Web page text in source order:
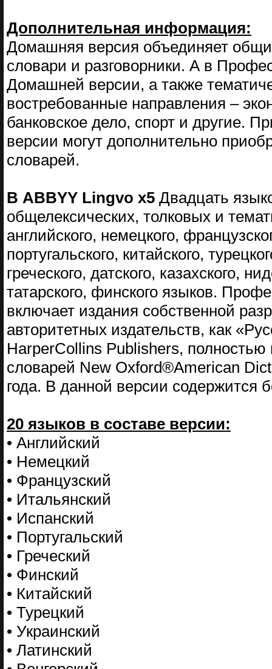
Дополнительная информация:
Домашняя версия объединяет
словари и разговорники. А в
Домашней версии, а также
востребованные направления –
банковское дело, спорт и другие.
версии могут дополнительно
словарей.
В ABBYY Lingvo x5 Двадцать
общелексических, толковых и
английского, немецкого,
португальского, китайского,
греческого, датского, казахского,
татарского, финского языков.
включает издания собственной
авторитетных издательств, как
HarperCollins Publishers,
словарей New Oxford®American
года. В данной версии содержится
20 языков в составе версии:
• Английский
• Немецкий
• Французский
• Итальянский
• Испанский
• Португальский
• Греческий
• Финский
• Китайский
• Турецкий
• Украинский
• Латинский